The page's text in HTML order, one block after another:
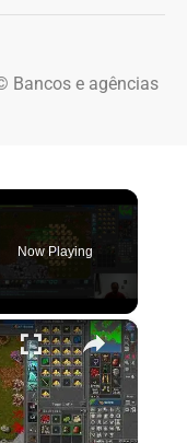
Bancos e agências
Now Playing
×